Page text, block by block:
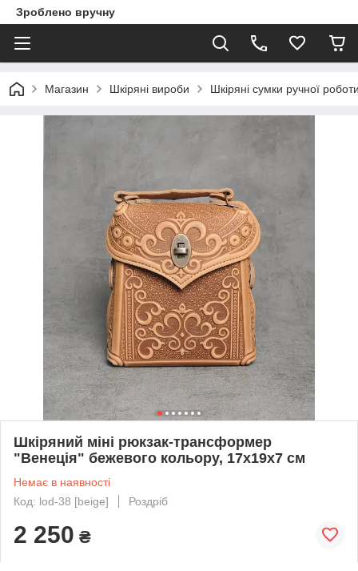
Зроблено вручну
Магазин Шкіряні вироби Шкіряні сумки ручної
Шкіряний міні рюкзак-трансформер
"Венеція" бежевого кольору, 17х19х7 см
Немає в наявності
Код: lod-38 [beige]
Роздріб
2 250 ₴